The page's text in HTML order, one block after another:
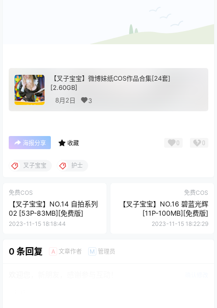
【叉子宝宝】微博妹纸COS作品合集[24套]
[2.60GB]
8月2日
3
海报分享 收藏 0 0
叉子宝宝 护士
免费COS
【叉子宝宝】NO.14 自拍系列
02 [53P-83MB][免费版]
2023-11-15 18:18:44
免费COS
【叉子宝宝】NO.16 碧蓝光辉
[11P-100MB][免费版]
2023-11-15 18:22:29
0 条回复 A 文章作者 M 管理员